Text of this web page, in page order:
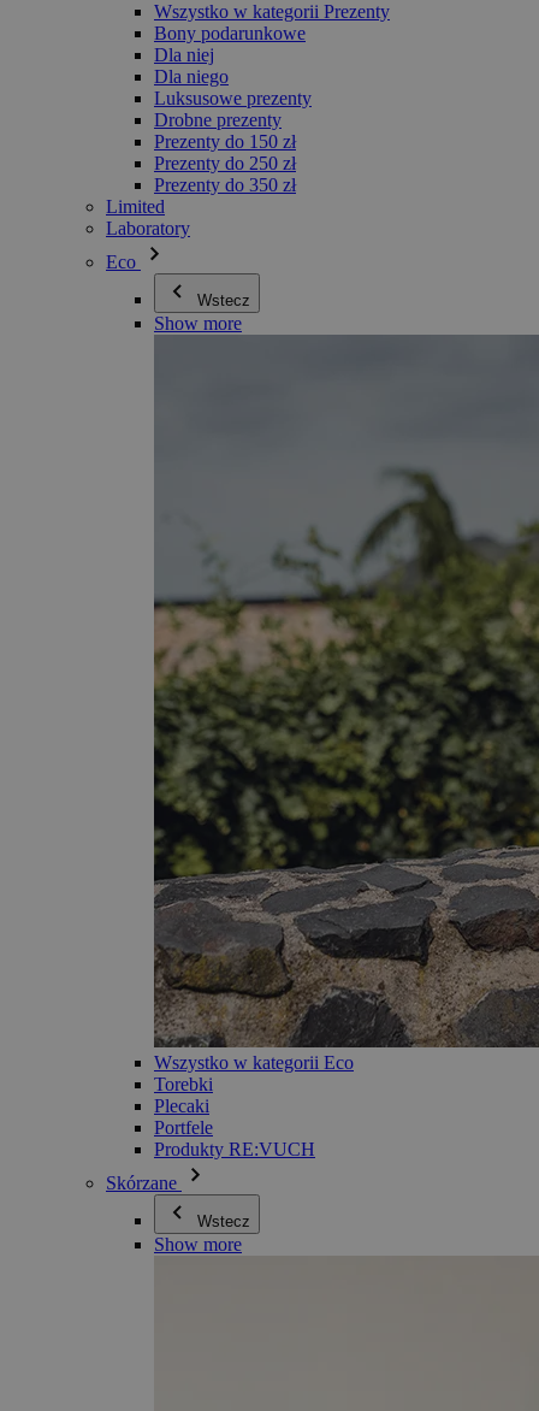
Wszystko w kategorii Prezenty
Bony podarunkowe
Dla niej
Dla niego
Luksusowe prezenty
Drobne prezenty
Prezenty do 150 zł
Prezenty do 250 zł
Prezenty do 350 zł
Limited
Laboratory
Eco
Wstecz
Show more
Wszystko w kategorii Eco
Torebki
Plecaki
Portfele
Produkty RE:VUCH
Skórzane
Wstecz
Show more